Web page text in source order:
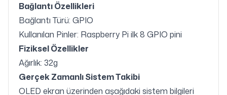
Bağlantı Özellikleri
Bağlantı Türü: GPIO
Kullanılan Pinler: Raspberry Pi ilk 8 GPIO pini
Fiziksel Özellikler
Ağırlık: 32g
Gerçek Zamanlı Sistem Takibi
OLED ekran üzerinden aşağıdaki sistem bilgileri